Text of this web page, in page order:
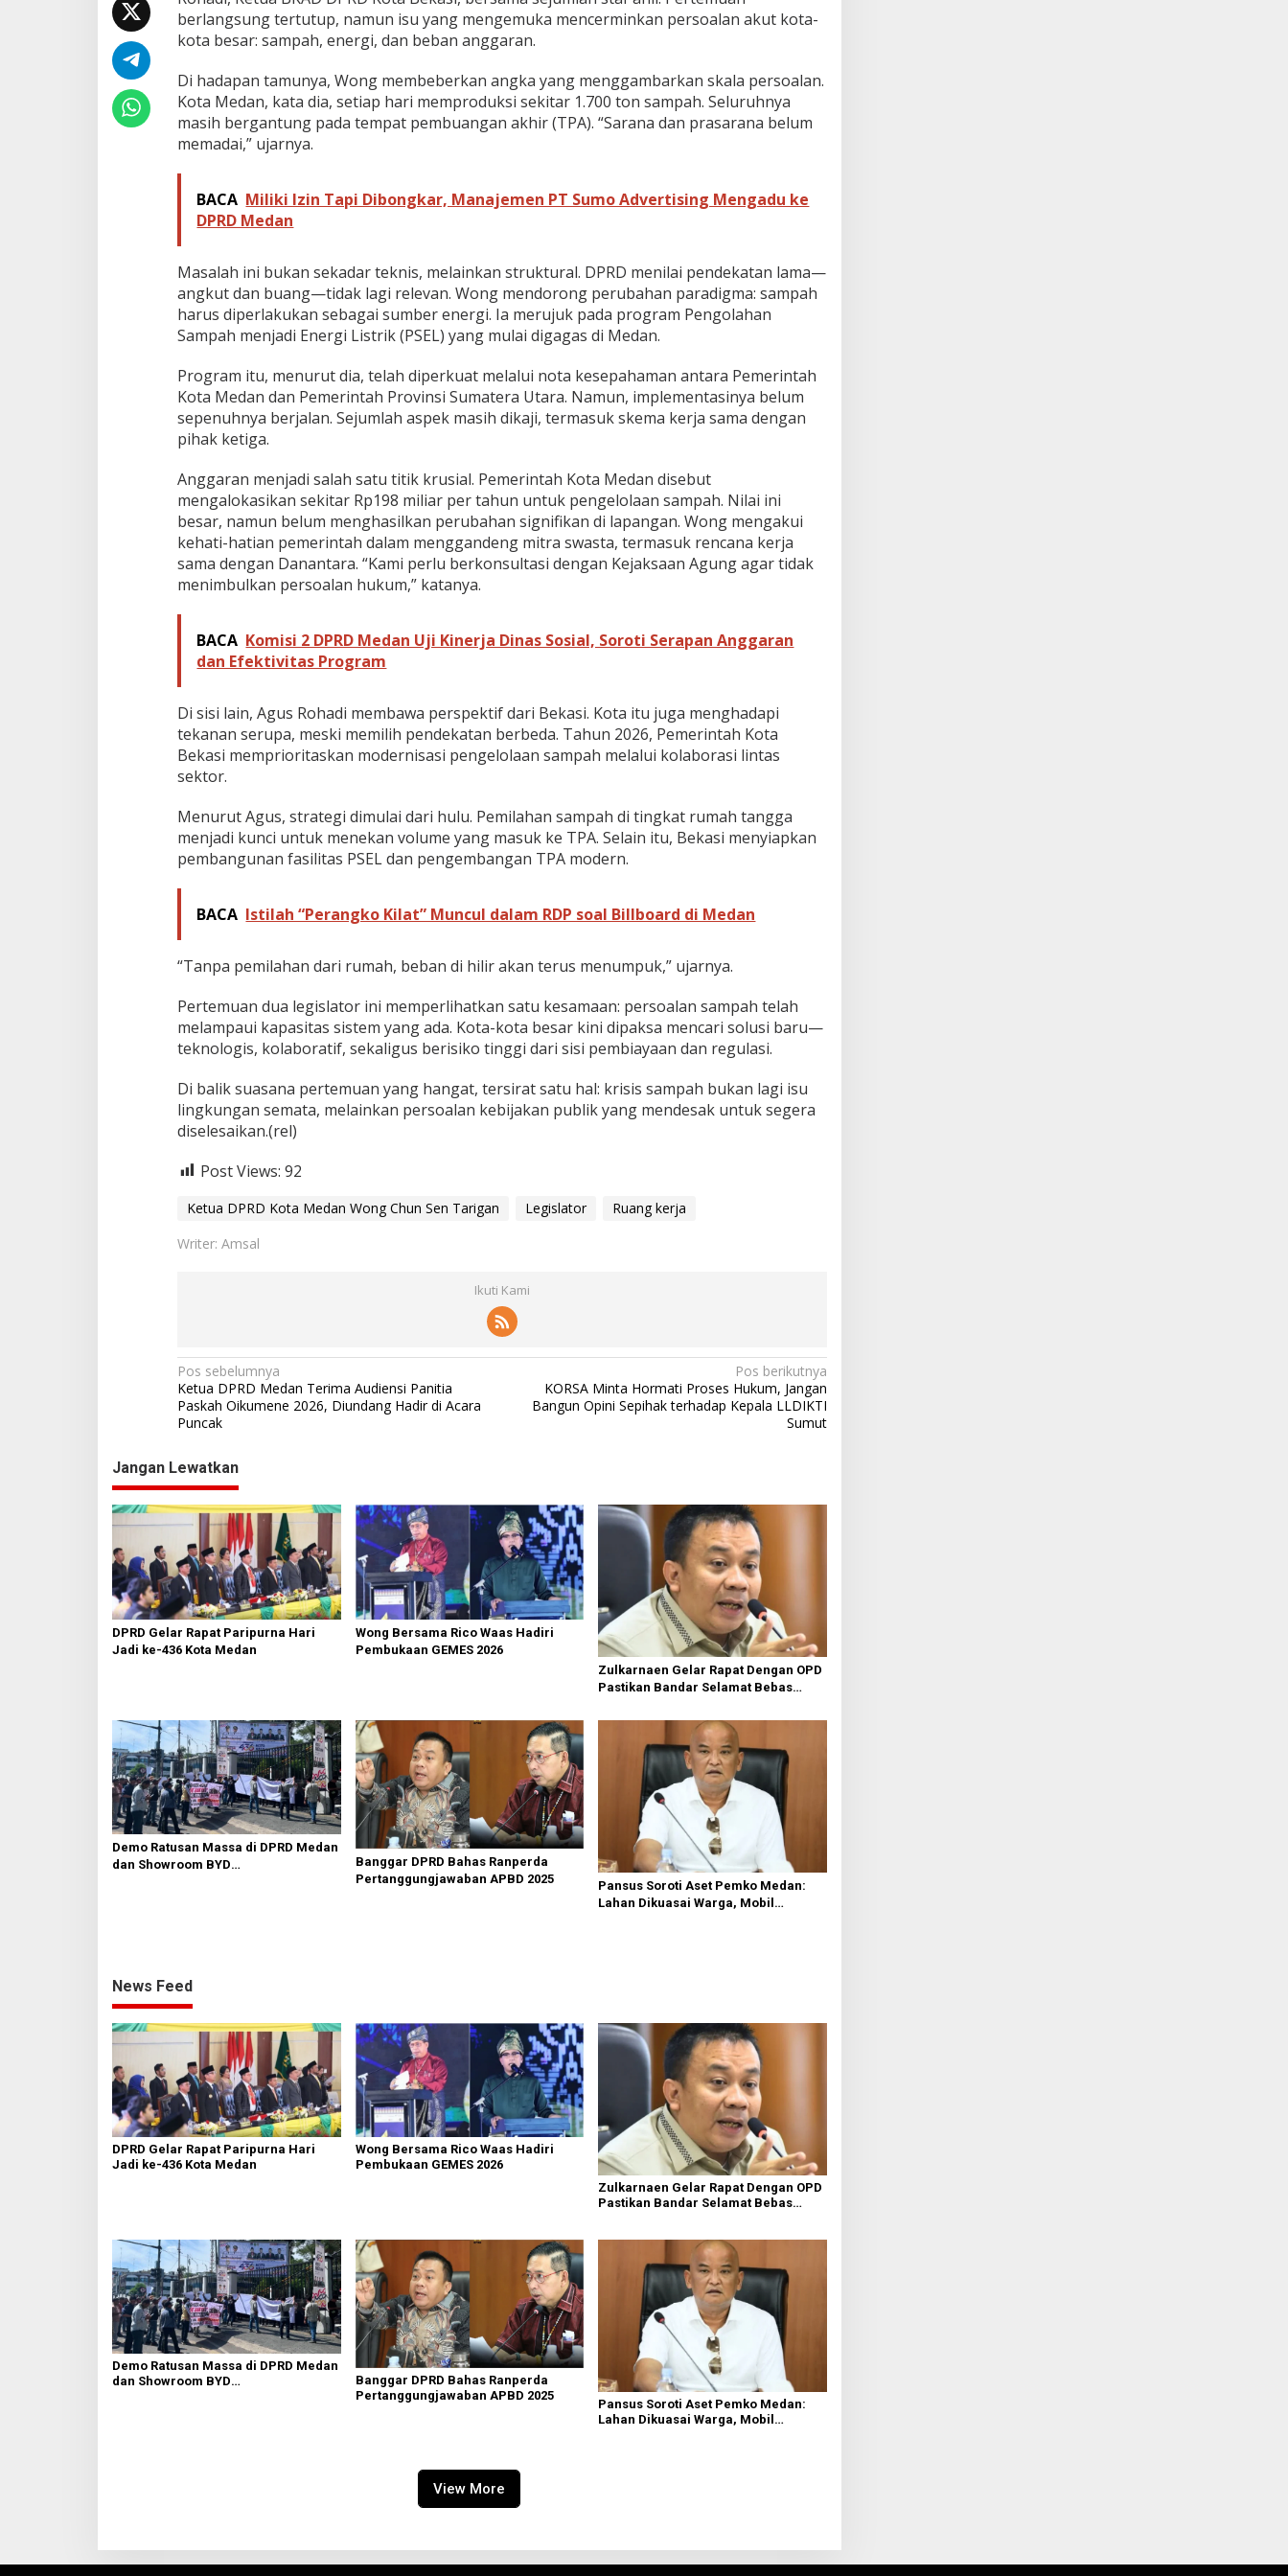
a
n
E
e
g
i
M
a
n
berlangsung tertutup, namun isu yang mengemuka mencerminkan persoalan akut kota-
kota besar: sampah, energi, dan beban anggaran.
Di hadapan tamunya, Wong membeberkan angka yang menggambarkan skala persoalan.
Kota Medan, kata dia, setiap hari memproduksi sekitar 1.700 ton sampah. Seluruhnya
masih bergantung pada tempat pembuangan akhir (TPA). “Sarana dan prasarana belum
memadai,” ujarnya.
BACA Miliki Izin Tapi Dibongkar, Manajemen PT Sumo Advertising Mengadu ke
DPRD Medan
Masalah ini bukan sekadar teknis, melainkan struktural. DPRD menilai pendekatan lama—
angkut dan buang—tidak lagi relevan. Wong mendorong perubahan paradigma: sampah
harus diperlakukan sebagai sumber energi. Ia merujuk pada program Pengolahan
Sampah menjadi Energi Listrik (PSEL) yang mulai digagas di Medan.
Program itu, menurut dia, telah diperkuat melalui nota kesepahaman antara Pemerintah
Kota Medan dan Pemerintah Provinsi Sumatera Utara. Namun, implementasinya belum
sepenuhnya berjalan. Sejumlah aspek masih dikaji, termasuk skema kerja sama dengan
pihak ketiga.
Anggaran menjadi salah satu titik krusial. Pemerintah Kota Medan disebut
mengalokasikan sekitar Rp198 miliar per tahun untuk pengelolaan sampah. Nilai ini
besar, namun belum menghasilkan perubahan signifikan di lapangan. Wong mengakui
kehati-hatian pemerintah dalam menggandeng mitra swasta, termasuk rencana kerja
sama dengan Danantara. “Kami perlu berkonsultasi dengan Kejaksaan Agung agar tidak
menimbulkan persoalan hukum,” katanya.
BACA Komisi 2 DPRD Medan Uji Kinerja Dinas Sosial, Soroti Serapan Anggaran
dan Efektivitas Program
Di sisi lain, Agus Rohadi membawa perspektif dari Bekasi. Kota itu juga menghadapi
tekanan serupa, meski memilih pendekatan berbeda. Tahun 2026, Pemerintah Kota
Bekasi memprioritaskan modernisasi pengelolaan sampah melalui kolaborasi lintas
sektor.
Menurut Agus, strategi dimulai dari hulu. Pemilahan sampah di tingkat rumah tangga
menjadi kunci untuk menekan volume yang masuk ke TPA. Selain itu, Bekasi menyiapkan
pembangunan fasilitas PSEL dan pengembangan TPA modern.
BACA Istilah “Perangko Kilat” Muncul dalam RDP soal Billboard di Medan
“Tanpa pemilahan dari rumah, beban di hilir akan terus menumpuk,” ujarnya.
Pertemuan dua legislator ini memperlihatkan satu kesamaan: persoalan sampah telah
melampaui kapasitas sistem yang ada. Kota-kota besar kini dipaksa mencari solusi baru—
teknologis, kolaboratif, sekaligus berisiko tinggi dari sisi pembiayaan dan regulasi.
Di balik suasana pertemuan yang hangat, tersirat satu hal: krisis sampah bukan lagi isu
lingkungan semata, melainkan persoalan kebijakan publik yang mendesak untuk segera
diselesaikan.(rel)
Post Views: 92
Ketua DPRD Kota Medan Wong Chun Sen Tarigan Legislator
Ruang kerja
Writer: Amsal
Ikuti Kami
N
a
v
i
g
a
s
i
p
o
s
Pos sebelumnya
Ketua DPRD Medan Terima Audiensi Panitia
Paskah Oikumene 2026, Diundang Hadir di Acara
Puncak
Pos berikutnya
KORSA Minta Hormati Proses Hukum, Jangan
Bangun Opini Sepihak terhadap Kepala LLDIKTI
Sumut
Jangan Lewatkan
DPRD Gelar Rapat Paripurna Hari
Jadi ke-436 Kota Medan
Wong Bersama Rico Waas Hadiri
Pembukaan GEMES 2026
Zulkarnaen Gelar Rapat Dengan OPD
Pastikan Bandar Selamat Bebas
Demo Ratusan Massa di DPRD Medan
dan Showroom BYD
Banggar DPRD Bahas Ranperda
Pertanggungjawaban APBD 2025
Pansus Soroti Aset Pemko Medan:
Lahan Dikuasai Warga, Mobil
News Feed
DPRD Gelar Rapat Paripurna Hari
Jadi ke-436 Kota Medan
Wong Bersama Rico Waas Hadiri
Pembukaan GEMES 2026
Zulkarnaen Gelar Rapat Dengan OPD
Pastikan Bandar Selamat Bebas
Demo Ratusan Massa di DPRD Medan
dan Showroom BYD
Banggar DPRD Bahas Ranperda
Pertanggungjawaban APBD 2025
Pansus Soroti Aset Pemko Medan:
Lahan Dikuasai Warga, Mobil
View More